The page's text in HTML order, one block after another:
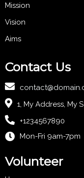
Mission
Vision
Aims
Contact Us
1, My Address, My
+1234567890
Mon-Fri 9am-7pm
Volunteer